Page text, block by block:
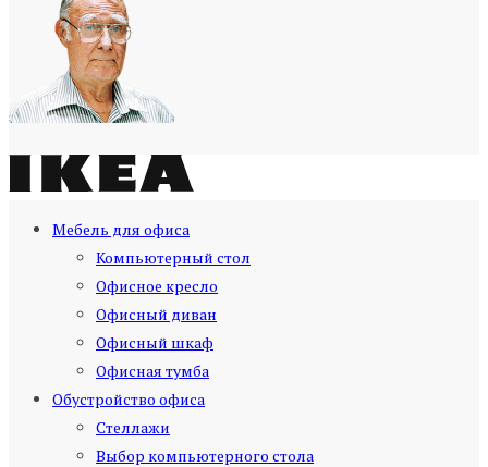
Мебель для офиса
Компьютерный стол
Офисное кресло
Офисный диван
Офисный шкаф
Офисная тумба
Обустройство офиса
Стеллажи
Выбор компьютерного стола